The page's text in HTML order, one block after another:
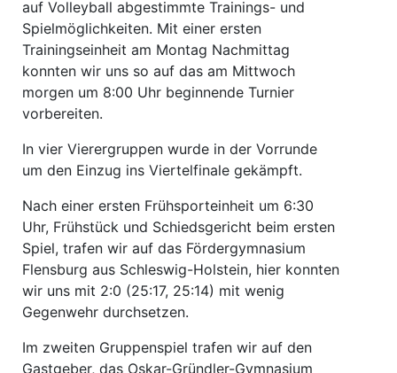
auf Volleyball abgestimmte Trainings- und
Spielmöglichkeiten. Mit einer ersten
Trainingseinheit am Montag Nachmittag
konnten wir uns so auf das am Mittwoch
morgen um 8:00 Uhr beginnende Turnier
vorbereiten.
In vier Vierergruppen wurde in der Vorrunde
um den Einzug ins Viertelfinale gekämpft.
Nach einer ersten Frühsporteinheit um 6:30
Uhr, Frühstück und Schiedsgericht beim ersten
Spiel, trafen wir auf das Fördergymnasium
Flensburg aus Schleswig-Holstein, hier konnten
wir uns mit 2:0 (25:17, 25:14) mit wenig
Gegenwehr durchsetzen.
Im zweiten Gruppenspiel trafen wir auf den
Gastgeber, das Oskar-Gründler-Gymnasium